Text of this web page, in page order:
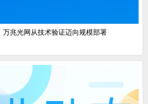
兆光网从技术验证迈向规模部署